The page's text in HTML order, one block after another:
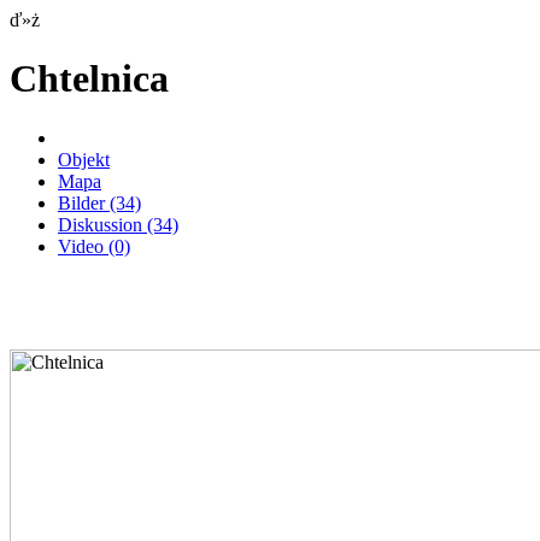
ď»ż
Chtelnica
Objekt
Mapa
Bilder(34)
Diskussion (34)
Video (0)